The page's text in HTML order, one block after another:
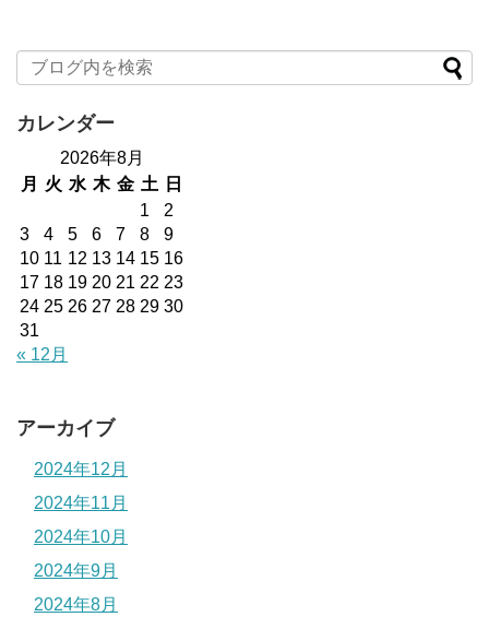
カレンダー
2026年8月
月
火 水 木 金 土
日
1
2
3
4 5 6 7 8
9
10 11 12 13 14 15 16
17 18 19 20 21 22 23
24 25 26 27 28 29 30
31
« 12月
アーカイブ
2024年12月
2024年11月
2024年10月
2024年9月
2024年8月